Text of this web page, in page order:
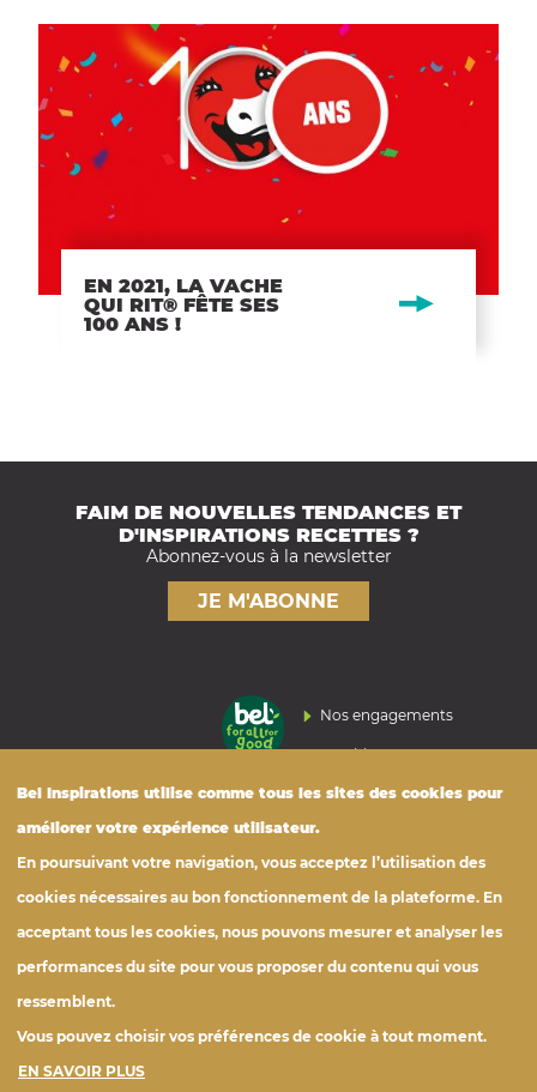
EN 2021, LA VACHE
QUI RIT® FÊTE SES
100 ANS !
FAIM DE NOUVELLES TENDANCES ET
D'INSPIRATIONS RECETTES ?
Abonnez-vous à la newsletter
JE M'ABONNE
© Bel Foodservice France
belfoodservice.fr
FOOTER
Nos engagements
Nutrition
Tous les produits
Bel Inspirations utilise comme tous les sites des cookies pour
améliorer votre expérience utilisateur.
En poursuivant votre navigation, vous acceptez l’utilisation des
cookies nécessaires au bon fonctionnement de la plateforme. En
acceptant tous les cookies, nous pouvons mesurer et analyser les
performances du site pour vous proposer du contenu qui vous
ressemblent.
Vous pouvez choisir vos préférences de cookie à tout moment.
EN SAVOIR PLUS